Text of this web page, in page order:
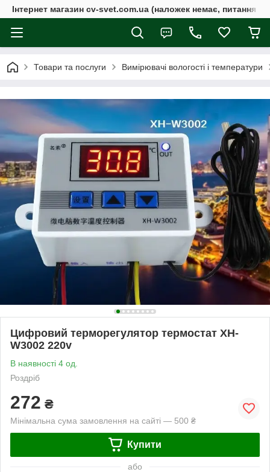
Інтернет магазин cv-svet.com.ua (наложек немає, питання у
Товари та послуги Вимірювачі вологості і температури
Цифровий терморегулятор термостат XH-
W3002 220v
В наявності 4 од.
Роздріб
272 ₴
Мінімальна сума замовлення на сайті — 500 ₴
Купити
або